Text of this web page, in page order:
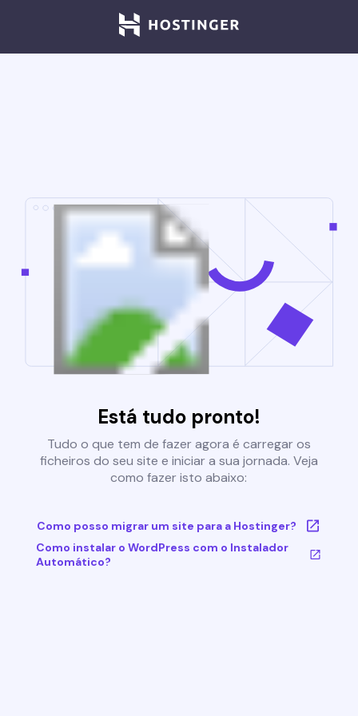
Está tudo pronto!
Tudo o que tem de fazer agora é carregar os
ficheiros do seu site e iniciar a sua jornada. Veja
como fazer isto abaixo:
Como posso migrar um site para a Hostinger?
Como instalar o WordPress com o Instalador
Automático?